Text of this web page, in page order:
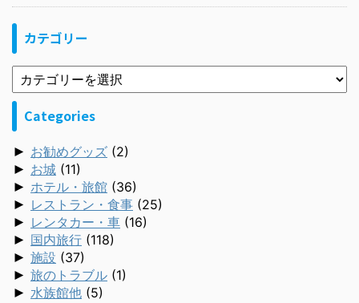
カテゴリー
Categories
► お勧めグッズ (2)
► お城 (11)
► ホテル・旅館 (36)
► レストラン・食事 (25)
► レンタカー・車 (16)
► 国内旅行 (118)
► 施設 (37)
► 旅のトラブル (1)
► 水族館他 (5)